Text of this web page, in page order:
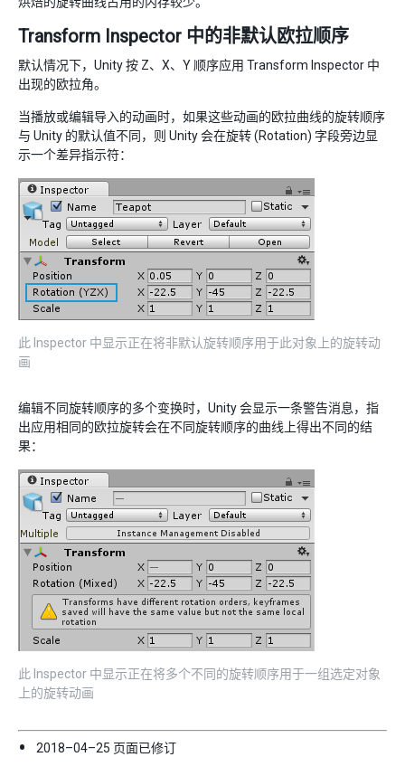
Transform Inspector 中的非默认欧拉顺序
默认情况下，Unity 按 Z、X、Y 顺序应用 Transform Inspector 中
出现的欧拉角。
当播放或编辑导入的动画时，如果这些动画的欧拉曲线的旋转顺序
与 Unity 的默认值不同，则 Unity 会在旋转 (Rotation) 字段旁边显
示一个差异指示符：
此 Inspector 中显示正在将非默认旋转顺序用于此对象上的旋转动
画
编辑不同旋转顺序的多个变换时，Unity 会显示一条警告消息，指
出应用相同的欧拉旋转会在不同旋转顺序的曲线上得出不同的结
果：
此 Inspector 中显示正在将多个不同的旋转顺序用于一组选定对象
上的旋转动画
2018–04–25 页面已修订